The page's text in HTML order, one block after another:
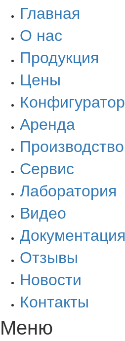
Главная
О нас
Продукция
Цены
Конфигуратор
Аренда
Производство
Сервис
Лаборатория
Видео
Документация
Отзывы
Новости
Контакты
Меню